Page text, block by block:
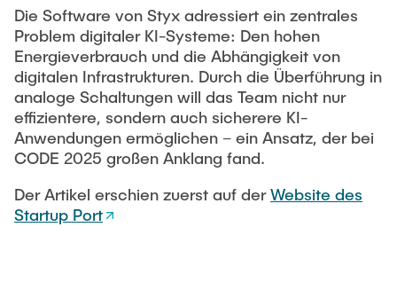
LearnING Center
Lehre im europäischen Verbund (ECIU)
WorkINGLab / Makerspace
Institute im Überblick
Die Software von Styx adressiert ein zentrales
Problem digitaler KI-Systeme: Den hohen
Energieverbrauch und die Abhängigkeit von
digitalen Infrastrukturen. Durch die Überführung in
analoge Schaltungen will das Team nicht nur
effizientere, sondern auch sicherere KI-
Anwendungen ermöglichen – ein Ansatz, der bei
CODE 2025 großen Anklang fand.
Der Artikel erschien zuerst auf derWebsite des
Startup Port